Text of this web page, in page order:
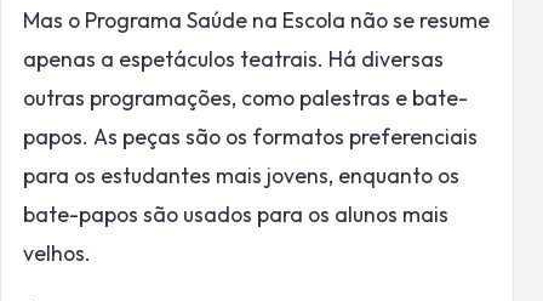
Mas o Programa Saúde na Escola não se resume
apenas a espetáculos teatrais. Há diversas
outras programações, como palestras e bate-
papos. As peças são os formatos preferenciais
para os estudantes mais jovens, enquanto os
bate-papos são usados para os alunos mais
velhos.